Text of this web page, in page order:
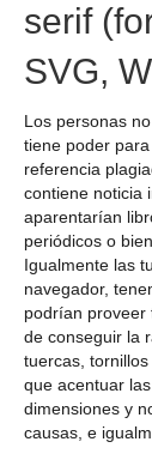
serif
SVG,
Los personas
tiene poder
referencia
contiene noticia
aparentarían
periódicos o
Igualmente las
navegador,
podrían proveer
de conseguir la
tuercas,
que acentuar
dimensiones y
causas, e